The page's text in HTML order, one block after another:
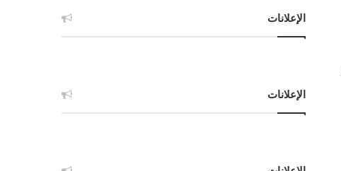
الإعلانات
الإعلانات